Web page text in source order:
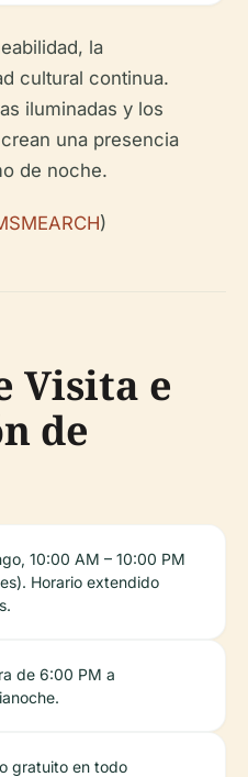
la
cultural continua.
iluminadas y los
una presencia
de noche.
)
Visita e
de
10:00 AM – 10:00 PM
Horario extendido
de 6:00 PM a
gratuito en todo